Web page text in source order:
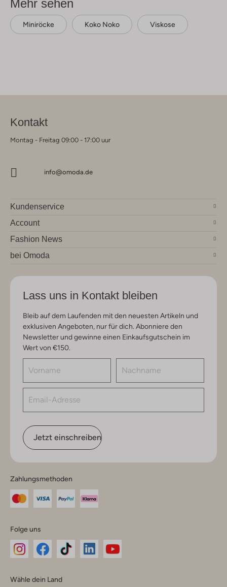
Mehr sehen
Miniröcke Koko Noko Viskose
Kontakt
Montag - Freitag 09:00 - 17:00 uur
info@omoda.de
Kundenservice
Account
Fashion News
bei Omoda
Lass uns in Kontakt bleiben
Bleib auf dem Laufenden mit den neuesten Artikeln und
exklusiven Angeboten, nur für dich. Abonniere den
Newsletter und gewinne einen Einkaufsgutschein im
Wert von €150.
Jetzt einschreiben
Zahlungsmethoden
Folge uns
Wähle dein Land